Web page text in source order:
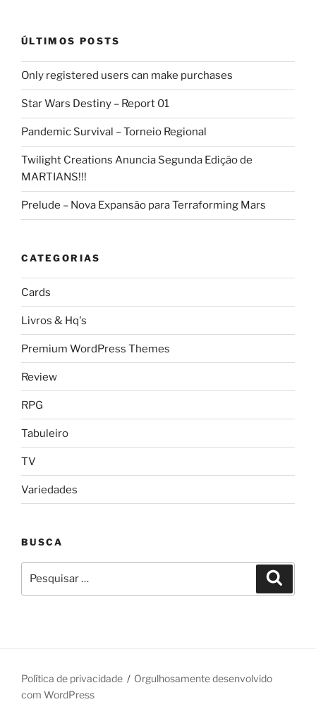
ÚLTIMOS POSTS
Only registered users can make purchases
Star Wars Destiny – Report 01
Pandemic Survival – Torneio Regional
Twilight Creations Anuncia Segunda Edição de
MARTIANS!!!
Prelude – Nova Expansão para Terraforming Mars
CATEGORIAS
Cards
Livros & Hq's
Premium WordPress Themes
Review
RPG
Tabuleiro
TV
Variedades
BUSCA
por:
Política de privacidade
Orgulhosamente desenvolvido
com WordPress